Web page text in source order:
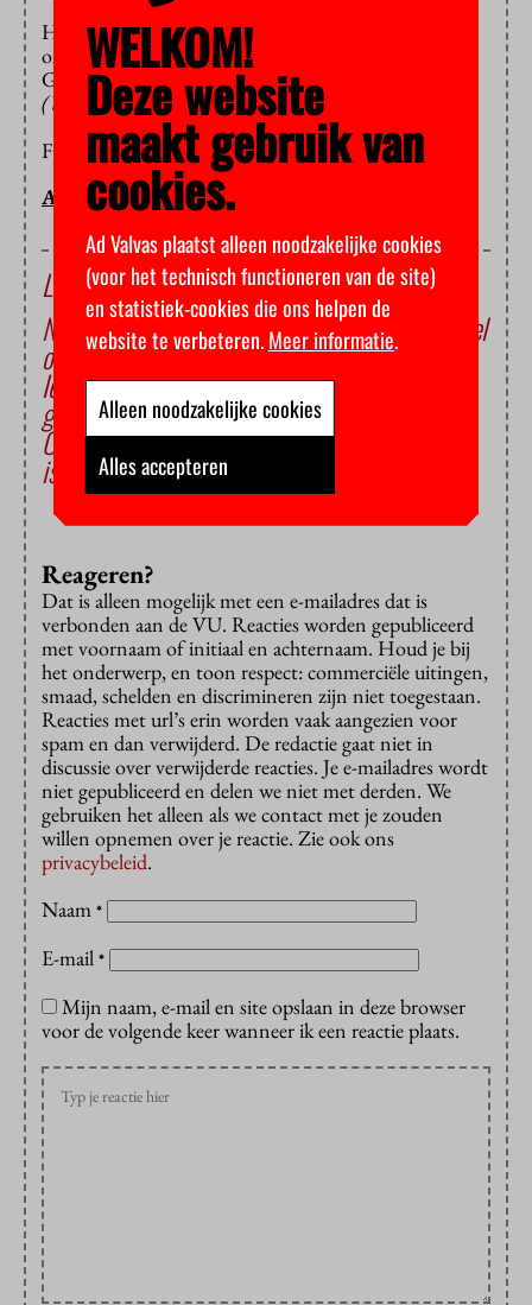
Het masterplan van de tweede verdieping is
ontworpen door architect Tanja Buijs. Het project
Godgeleerdheid/Wijsbegeerte kostte 1.952.000,-.
(WC)
FOTO: STUDIOVU/YVONNE COMPIER
ADVALVAS AUTEURS
Lees ook
Nieuwe fusiefaculteit blijft steken in gesteggel
over reglementen
Iedere student moet zich gezien en
gewaardeerd voelen
Ondernemingsraad weet niet wat een school
is
Reageren?
Dat is alleen mogelijk met een e-mailadres dat is
verbonden aan de VU. Reacties worden gepubliceerd
met voornaam of initiaal en achternaam. Houd je bij
het onderwerp, en toon respect: commerciële uitingen,
smaad, schelden en discrimineren zijn niet toegestaan.
Reacties met url’s erin worden vaak aangezien voor
spam en dan verwijderd. De redactie gaat niet in
discussie over verwijderde reacties. Je e-mailadres wordt
niet gepubliceerd en delen we niet met derden. We
gebruiken het alleen als we contact met je zouden
willen opnemen over je reactie. Zie ook ons
privacybeleid.
Naam *
E-mail *
Mijn naam, e-mail en site opslaan in deze browser
voor de volgende keer wanneer ik een reactie plaats.
WELKOM!
Deze website
maakt gebruik van
cookies.
Ad Valvas plaatst alleen noodzakelijke cookies
(voor het technisch functioneren van de site)
en statistiek-cookies die ons helpen de
website te verbeteren.Meer informatie.
Alleen noodzakelijke cookies
Alles accepteren